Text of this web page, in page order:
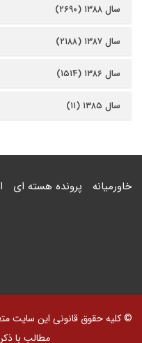
سال ۱۳۸۸ (۲۶۹۰)
سال ۱۳۸۷ (۲۱۸۸)
سال ۱۳۸۶ (۱۵۱۴)
سال ۱۳۸۵ (۱۱)
خاورمیانه پرونده هسته ای
© کلیه حقوق قانونی این سایت
مطالب با